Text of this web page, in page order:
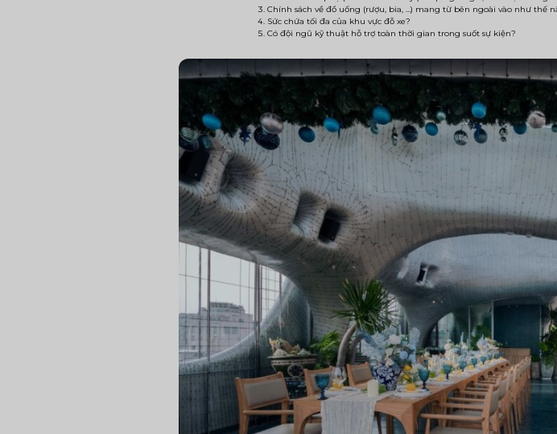
Chính sách về đồ uống (rượu, bia, …) mang từ bên ngoài vào như thế
Sức chứa tối đa của khu vực đỗ xe?
Có đội ngũ kỹ thuật hỗ trợ toàn thời gian trong suốt sự kiện?